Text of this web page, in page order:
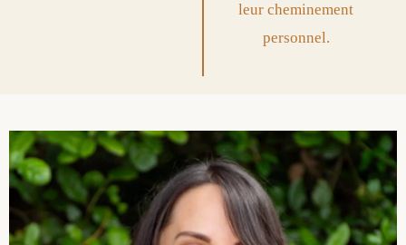
leur cheminement
personnel.